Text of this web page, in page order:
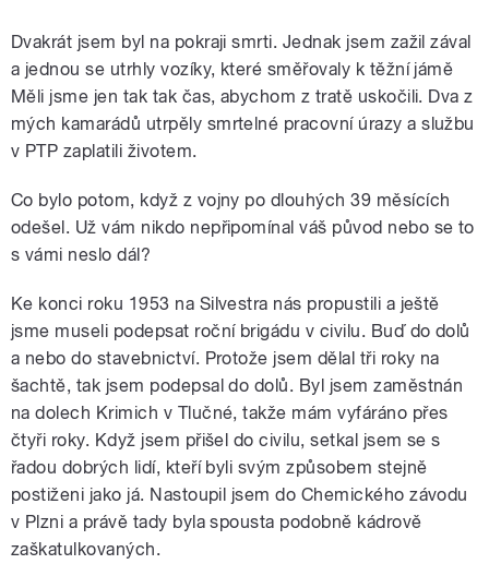
Dvakrát jsem byl na pokraji smrti. Jednak jsem zažil zával
a jednou se utrhly vozíky, které směřovaly k těžní jámě
Měli jsme jen tak tak čas, abychom z tratě uskočili. Dva z
mých kamarádů utrpěly smrtelné pracovní úrazy a službu
v PTP zaplatili životem.
Co bylo potom, když z vojny po dlouhých 39 měsících
odešel. Už vám nikdo nepřipomínal váš původ nebo se to
s vámi neslo dál?
Ke konci roku 1953 na Silvestra nás propustili a ještě
jsme museli podepsat roční brigádu v civilu. Buď do dolů
a nebo do stavebnictví. Protože jsem dělal tři roky na
šachtě, tak jsem podepsal do dolů. Byl jsem zaměstnán
na dolech Krimich v Tlučné, takže mám vyfáráno přes
čtyři roky. Když jsem přišel do civilu, setkal jsem se s
řadou dobrých lidí, kteří byli svým způsobem stejně
postiženi jako já. Nastoupil jsem do Chemického závodu
v Plzni a právě tady byla spousta podobně kádrově
zaškatulkovaných.